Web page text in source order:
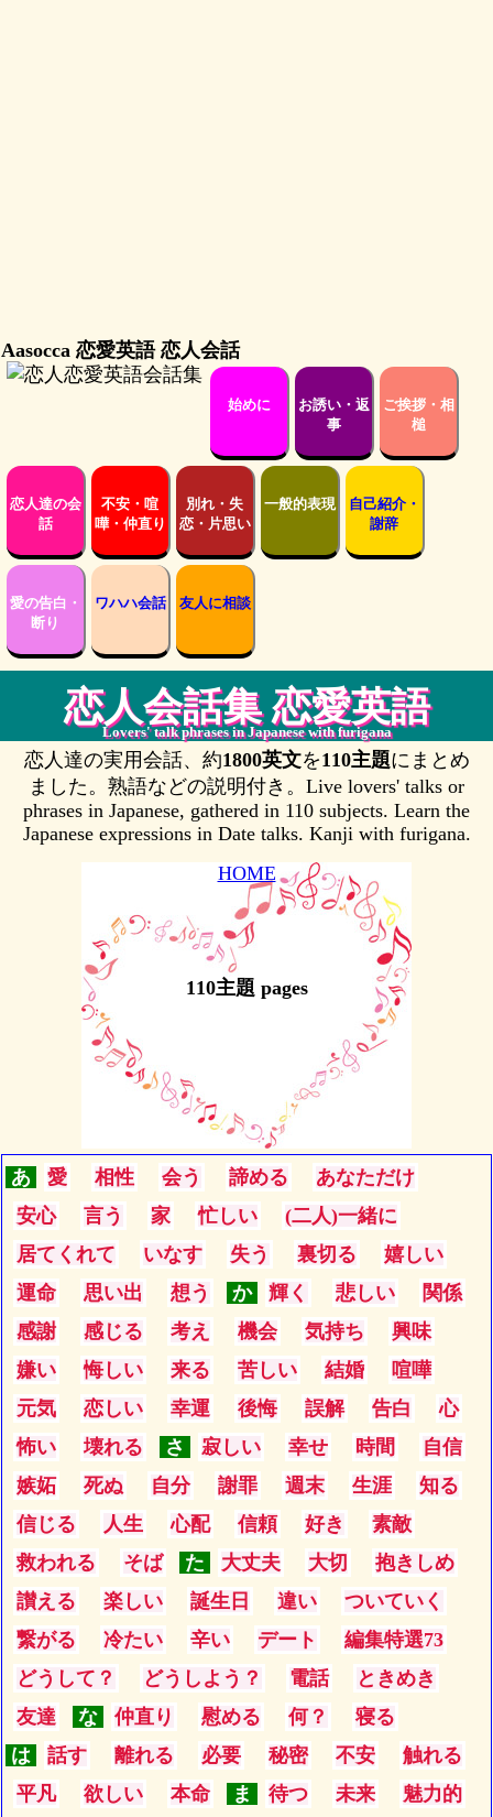
Aasocca 恋愛英語 恋人会話
始めに
お誘い・返
事
ご挨拶・相
槌
恋人達の会
話
不安・喧
嘩・仲直り
別れ・失
恋・片思い
一般的表現
自己紹介・
謝辞
愛の告白・
断り
ワハハ会話 友人に相談
恋人会話集 恋愛英語
Lovers' talk phrases in Japanese with furigana
恋人達の実用会話、約1800英文を110主題にまとめ
ました。熟語などの説明付き。Live lovers' talks or
phrases in Japanese, gathered in 110 subjects. Learn the
Japanese expressions in Date talks. Kanji with furigana.
HOME
110主題 pages
あ 愛 相性 会う 諦める
あなただけ
安心
言う 家 忙しい
(二人)一緒に
居てくれて
いなす 失う 裏切る
嬉しい
運命
思い出 想う か 輝く 悲しい
関係
感謝
感じる 考え 機会 気持ち
興味
嫌い
悔しい 来る 苦しい 結婚
喧嘩
元気
恋しい 幸運 後悔 誤解 告白
心
怖い
壊れる さ 寂しい 幸せ 時間
自信
嫉妬
死ぬ 自分 謝罪 週末 生涯
知る
信じる
人生 心配 信頼 好き
素敵
救われる
そば た 大丈夫 大切
抱きしめ
讃える
楽しい 誕生日 違い
ついていく
繋がる
冷たい 辛い デート
編集特選73
どうして？
どうしよう？ 電話
ときめき
友達
な 仲直り 慰める 何？
寝る
は
話す 離れる 必要 秘密 不安
触れる
平凡
欲しい 本命 ま 待つ 未来
魅力的